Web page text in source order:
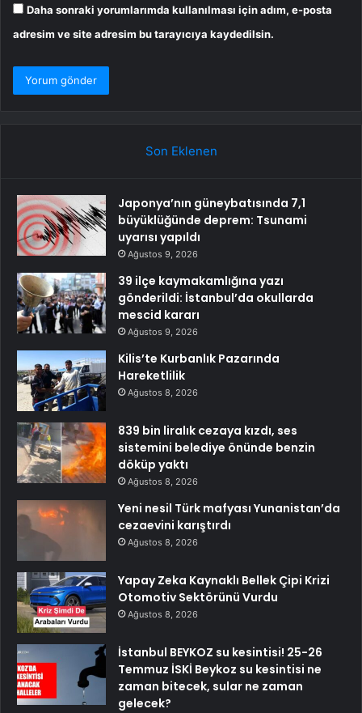
Daha sonraki yorumlarımda kullanılması için adım, e-posta
adresim ve site adresim bu tarayıcıya kaydedilsin.
Son Eklenen
Japonya’nın güneybatısında 7,1
büyüklüğünde deprem: Tsunami
uyarısı yapıldı
Ağustos 9, 2026
39 ilçe kaymakamlığına yazı
gönderildi: İstanbul’da okullarda
mescid kararı
Ağustos 9, 2026
Kilis’te Kurbanlık Pazarında
Hareketlilik
Ağustos 8, 2026
839 bin liralık cezaya kızdı, ses
sistemini belediye önünde benzin
döküp yaktı
Ağustos 8, 2026
Yeni nesil Türk mafyası Yunanistan’da
cezaevini karıştırdı
Ağustos 8, 2026
Yapay Zeka Kaynaklı Bellek Çipi Krizi
Otomotiv Sektörünü Vurdu
Ağustos 8, 2026
İstanbul BEYKOZ su kesintisi! 25-26
Temmuz İSKİ Beykoz su kesintisi ne
zaman bitecek, sular ne zaman
gelecek?